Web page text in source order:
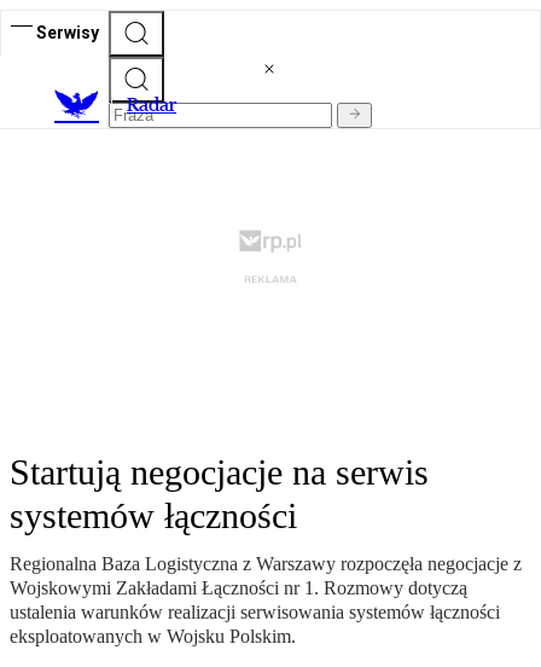
Serwisy
Radar
Startują negocjacje na serwis
systemów łączności
Regionalna Baza Logistyczna z Warszawy rozpoczęła negocjacje z
Wojskowymi Zakładami Łączności nr 1. Rozmowy dotyczą
ustalenia warunków realizacji serwisowania systemów łączności
eksploatowanych w Wojsku Polskim.